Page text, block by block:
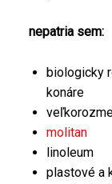
nepatria sem:
biologicky
konáre
molitan
linoleum
plastové a